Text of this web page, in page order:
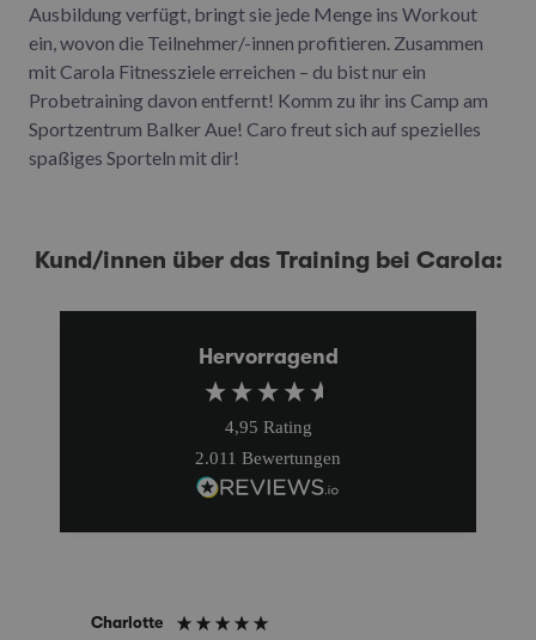
Ausbildung verfügt, bringt sie jede Menge ins Workout
ein, wovon die Teilnehmer/-innen profitieren. Zusammen
mit Carola Fitnessziele erreichen – du bist nur ein
Probetraining davon entfernt! Komm zu ihr ins Camp am
Sportzentrum Balker Aue! Caro freut sich auf spezielles
spaßiges Sporteln mit dir!
Kund/innen über das Training bei Carola:
Hervorragend
4,95 Rating
2.011 Bewertungen
Charlotte